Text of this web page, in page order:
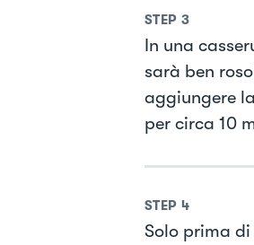
STEP 3
In una
sarà ben
aggiungere
per circa 10
STEP 4
Solo prima